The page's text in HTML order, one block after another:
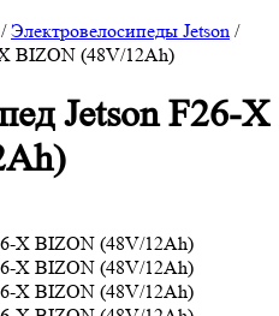
/Электровелосипеды Jetson /
X BIZON (48V/12Ah)
Jetson F26-X